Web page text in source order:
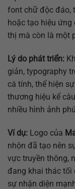
font chữ độc đáo,
hoặc tạo hiệu
thị mà còn là một
Lý do phát triển:
giản, typography
cá tính, thể hiện
thương hiệu kể
nhiều hình ảnh
Ví dụ: Logo của
nhộn đã tạo nên
vực truyền thông,
đang khai thác tối
sự nhận diện